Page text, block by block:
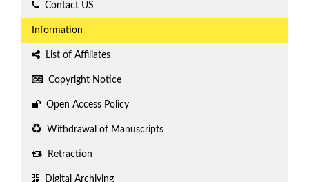
Contact US
Information
List of Affiliates
Copyright Notice
Open Access Policy
Withdrawal of Manuscripts
Retraction
Digital Archiving